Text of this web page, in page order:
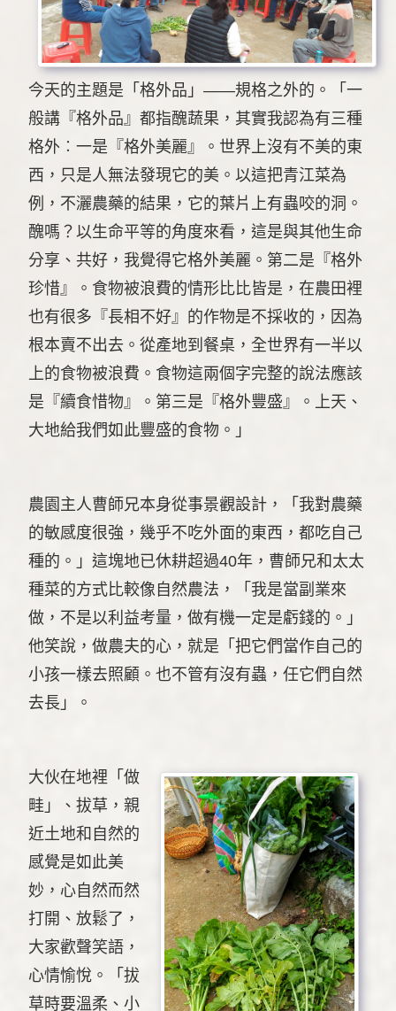
今天的主題是「格外品」——規格之外的。「一
般講『格外品』都指醜蔬果，其實我認為有三種
格外︰一是『格外美麗』。世界上沒有不美的東
西，只是人無法發現它的美。以這把青江菜為
例，不灑農藥的結果，它的葉片上有蟲咬的洞。
醜嗎？以生命平等的角度來看，這是與其他生命
分享、共好，我覺得它格外美麗。第二是『格外
珍惜』。食物被浪費的情形比比皆是，在農田裡
也有很多『長相不好』的作物是不採收的，因為
根本賣不出去。從產地到餐桌，全世界有一半以
上的食物被浪費。食物這兩個字完整的說法應該
是『續食惜物』。第三是『格外豐盛』。上天、
大地給我們如此豐盛的食物。」
農園主人曹師兄本身從事景觀設計，「我對農藥
的敏感度很強，幾乎不吃外面的東西，都吃自己
種的。」這塊地已休耕超過40年，曹師兄和太太
種菜的方式比較像自然農法，「我是當副業來
做，不是以利益考量，做有機一定是虧錢的。」
他笑說，做農夫的心，就是「把它們當作自己的
小孩一樣去照顧。也不管有沒有蟲，任它們自然
去長」。
大伙在地裡「做
畦」、拔草，親
近土地和自然的
感覺是如此美
妙，心自然而然
打開、放鬆了，
大家歡聲笑語，
心情愉悅。「拔
草時要溫柔、小